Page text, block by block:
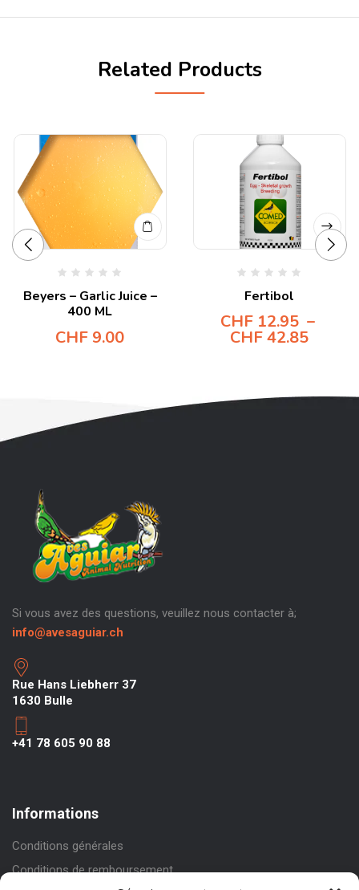
Related Products
Beyers – Garlic Juice –
400 ML
CHF 9.00
Fertibol
CHF12.95 –
CHF42.85
Si vous avez des questions, veuillez nous contacter à;
info@avesaguiar.ch
Rue Hans Liebherr 37
1630 Bulle
+41 78 605 90 88
Informations
Conditions générales
Conditions de remboursement